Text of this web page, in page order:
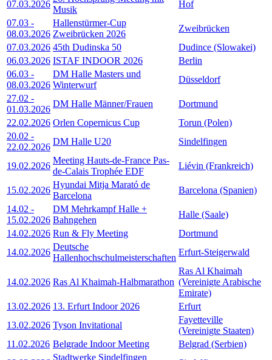
07.03.2026
Musik
Hof
07.03 -
08.03.2026
Hallenstürmer-Cup
Zweibrücken 2026
Zweibrücken
07.03.2026 45th Dudinska 50
Dudince (Slowakei)
06.03.2026 ISTAF INDOOR 2026
Berlin
06.03 -
08.03.2026
DM Halle Masters und
Winterwurf
Düsseldorf
27.02 -
01.03.2026
DM Halle Männer/Frauen
Dortmund
22.02.2026 Orlen Copernicus Cup
Torun (Polen)
20.02 -
22.02.2026
DM Halle U20 Sindelfingen
19.02.2026
Meeting Hauts-de-France Pas-
de-Calais Trophée EDF
Liévin (Frankreich)
15.02.2026
Hyundai Mitja Marató de
Barcelona
Barcelona (Spanien)
14.02 -
15.02.2026
DM Mehrkampf Halle +
Bahngehen
Halle (Saale)
14.02.2026 Run & Fly Meeting
Dortmund
14.02.2026
Deutsche
Hallenhochschulmeisterschaften
Erfurt-Steigerwald
14.02.2026 Ras Al Khaimah-Halbmarathon
Ras Al Khaimah
(Vereinigte Arabische
Emirate)
13.02.2026 13. Erfurt Indoor 2026
Erfurt
13.02.2026 Tyson Invitational
Fayetteville
(Vereinigte Staaten)
11.02.2026 Belgrade Indoor Meeting
Belgrad (Serbien)
Stadtwerke Sindelfingen